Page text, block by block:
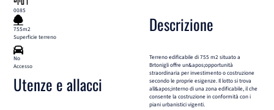
0085
755m2
Superficie terreno
No
Accesso
Utenze e allacci
Descrizione
Terreno edificabile di 755 m2 situato a
Brtonigli offre un&apos;opportunità
straordinaria per investimento o costruzione
secondo le proprie esigenze. Il lotto si trova
all&apos;interno di una zona edificabile, il che
consente la costruzione in conformità con i
piani urbanistici vigenti.